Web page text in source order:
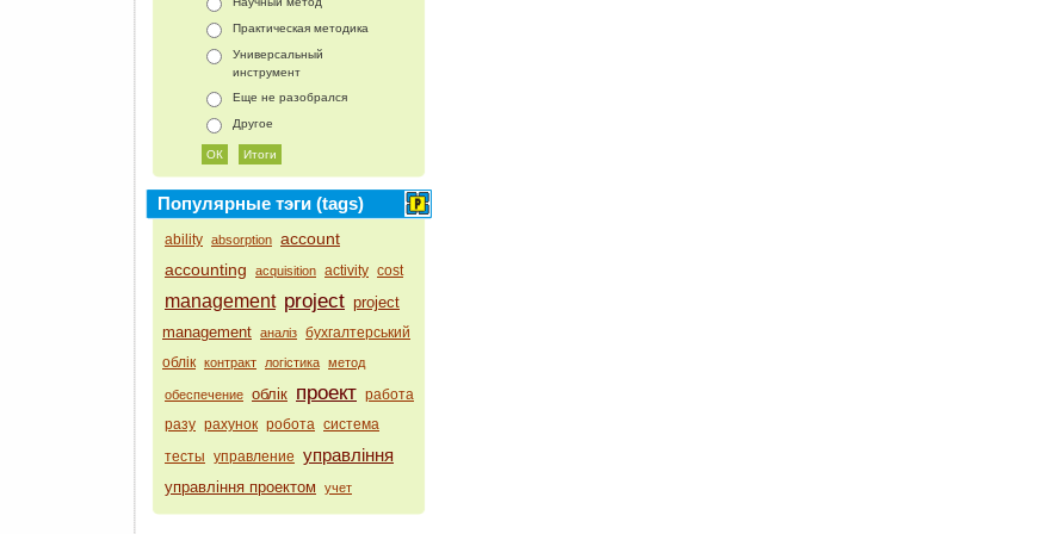
Практическая методика
Универсальный
инструмент
Еще не разобрался
Другое
Популярные тэги (tags)
ability absorption account
accounting
acquisition activity cost
management project project
management аналіз бухгалтерський
облік контракт логістика метод
обеспечение облік проект работа
разу рахунок робота система
тесты управление управління
управління проектом учет